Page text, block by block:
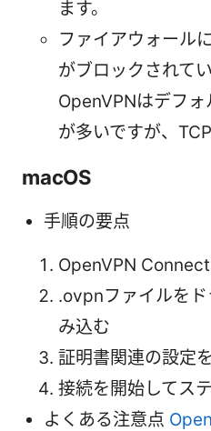
ます。
ファイアウォール
がブロックされて
OpenVPNはデフ
が多いですが、
macOS
手順の要点
OpenVPN
.ovpnファイルを
み込む
証明書関連の設定
接続を開始してス
よくある注意点